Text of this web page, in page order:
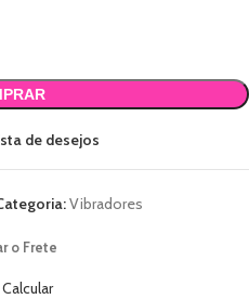
de desejos
Vibradores
o Frete
Calcular